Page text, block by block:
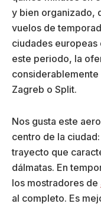
y bien organizado,
vuelos de
ciudades europeas
este periodo, la
Zagreb o Split.
Nos gusta este
centro de la
trayecto que
dálmatas. En
los mostradores de
al completo. Es